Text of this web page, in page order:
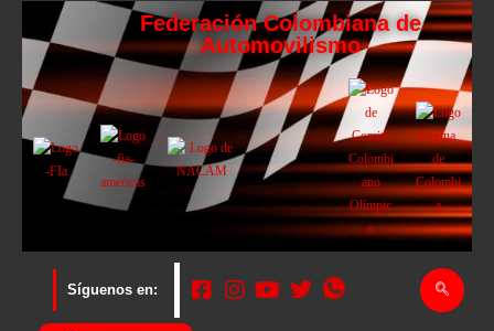
Federación Colombiana de
Automovilismo
Síguenos en: